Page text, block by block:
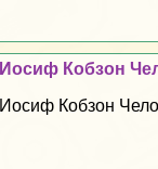
Иосиф Кобзон
Иосиф Кобзон